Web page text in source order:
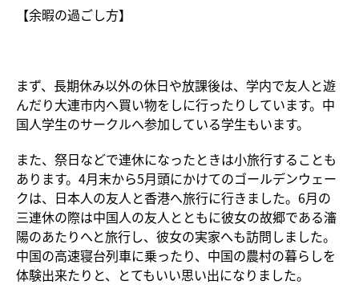
【余暇の過ごし方】
まず、長期休み以外の休日や放課後は、学内で友人と遊
んだり大連市内へ買い物をしに行ったりしています。中
国人学生のサークルへ参加している学生もいます。
また、祭日などで連休になったときは小旅行することも
あります。4月末から5月頭にかけてのゴールデンウェー
クは、日本人の友人と香港へ旅行に行きました。6月の
三連休の際は中国人の友人とともに彼女の故郷である瀋
陽のあたりへと旅行し、彼女の実家へも訪問しました。
中国の高速寝台列車に乗ったり、中国の農村の暮らしを
体験出来たりと、とてもいい思い出になりました。